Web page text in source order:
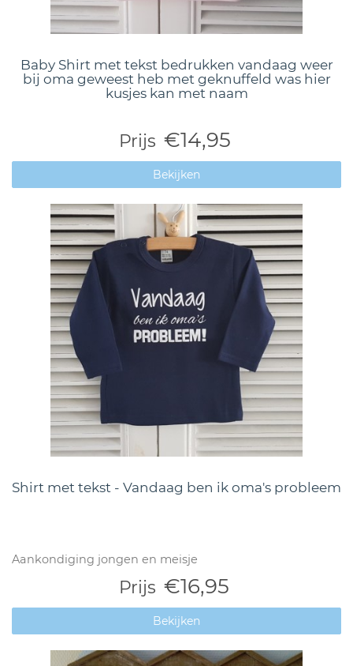
Baby Shirt met tekst bedrukken vandaag weer
bij oma geweest heb met geknuffeld was hier
kusjes kan met naam
Prijs €14,95
Bekijken
Shirt met tekst - Vandaag ben ik oma's probleem
Aankondiging jongen en meisje
Prijs €16,95
Bekijken